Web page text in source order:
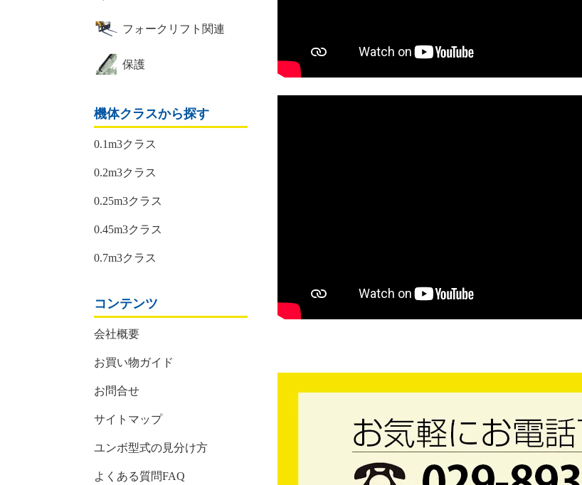
フォークリフト関連
保護
機体クラスから探す
0.1m3クラス
0.2m3クラス
0.25m3クラス
0.45m3クラス
0.7m3クラス
コンテンツ
会社概要
お買い物ガイド
お問合せ
サイトマップ
ユンボ型式の見分け方
よくある質問FAQ